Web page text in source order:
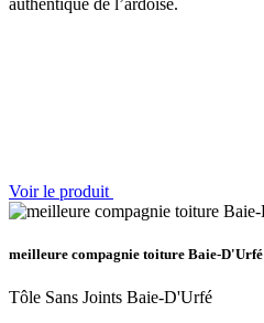
Voir le produit
meilleure compagnie toiture Baie-D'Urfé
Tôle Sans Joints Baie-D'Urfé